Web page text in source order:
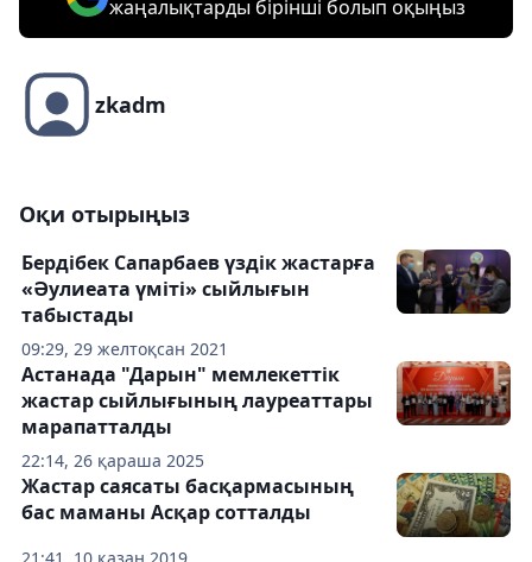
жаңалықтарды бірінші болып оқыңыз
zkadm
Оқи отырыңыз
09:29, 29 желтоқсан 2021
Бердібек Сапарбаев үздік жастарға
«Әулиеата үміті» сыйлығын
табыстады
22:14, 26 қараша 2025
Астанада "Дарын" мемлекеттік
жастар сыйлығының лауреаттары
марапатталды
Жастар саясаты басқармасының
бас маманы Асқар сотталды